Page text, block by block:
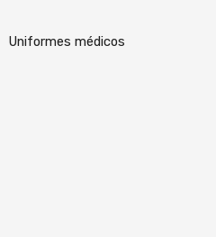
Uniformes médicos